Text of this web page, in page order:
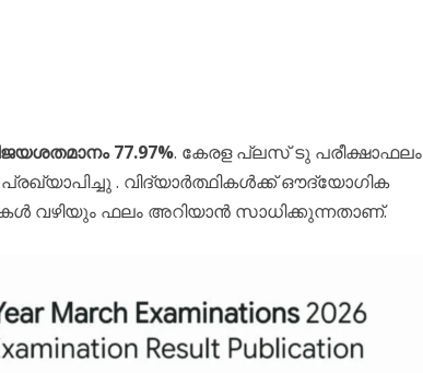
77.97%. ​കേരള പ്ലസ് ടു പരീക്ഷാഫലം
. വിദ്യാർത്ഥികൾക്ക് ഔദ്യോഗിക
ഫലം അറിയാൻ സാധിക്കുന്നതാണ്.